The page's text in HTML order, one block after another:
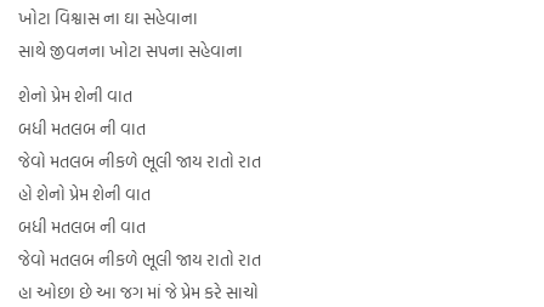
ખોટા વિશ્વાસ ના ઘા સહેવાના
સાથે જીવનના ખોટા સપના સહેવાના
શેનો પ્રેમ શેની વાત
બધી મતલબ ની વાત
જેવો મતલબ નીકળે ભૂલી જાય રાતો રાત
હો શેનો પ્રેમ શેની વાત
બધી મતલબ ની વાત
જેવો મતલબ નીકળે ભૂલી જાય રાતો રાત
હા ઓછા છે આ જગ માં જે પ્રેમ કરે સાચો